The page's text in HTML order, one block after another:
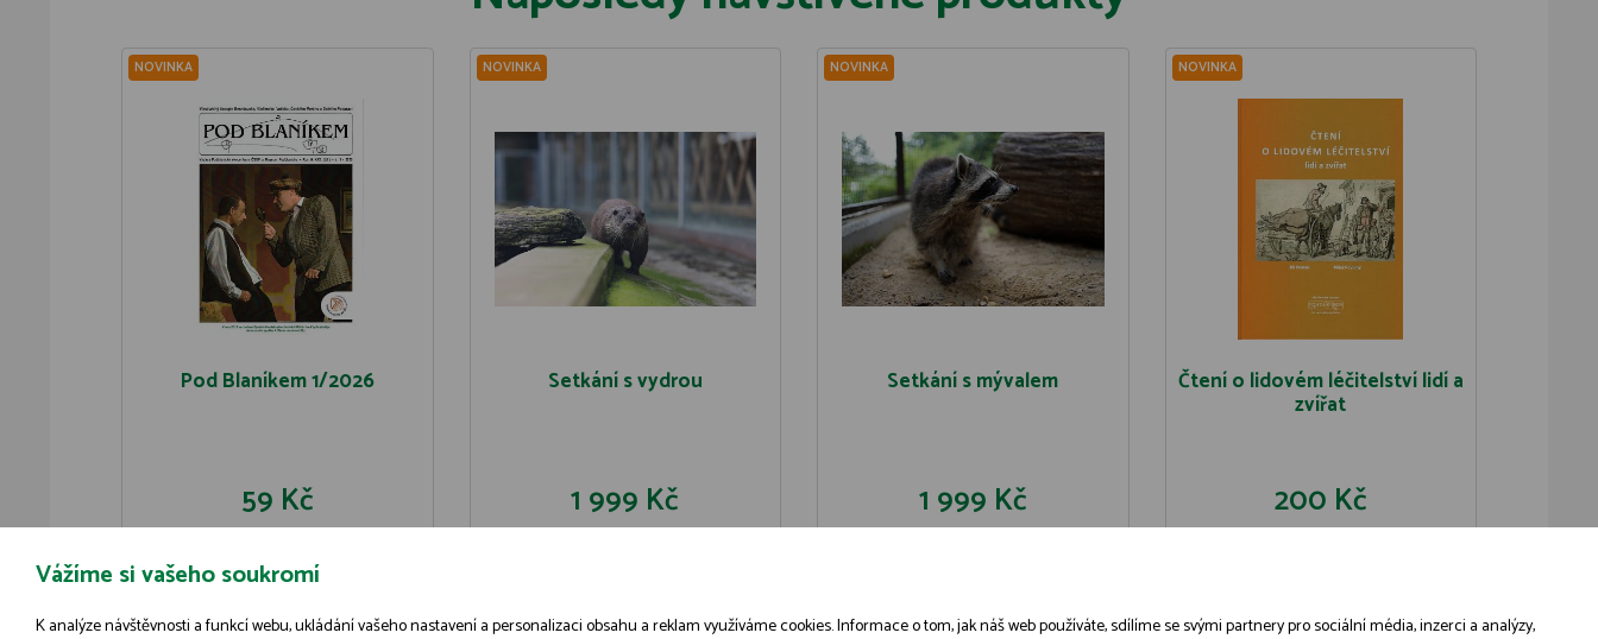
NOVINKA
Pod Blaníkem 1/2026
59 Kč
DETAIL DO KOŠÍKU
NOVINKA
Setkání s vydrou
1 999 Kč
NOVINKA
Setkání s mývalem
1 999 Kč
NOVINKA
Čtení o lidovém léčitelství lidí a
zvířat
200 Kč
Vážíme si vašeho soukromí
K analýze návštěvnosti a funkcí webu, ukládání vašeho nastavení a personalizaci obsahu a reklam využíváme cookies. Informace o tom, jak náš web používáte, sdílíme se svými partnery pro sociální média, inzerci a analýzy,